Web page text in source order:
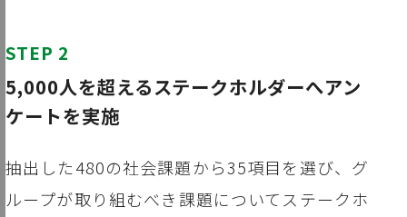
STEP 2
5,000人を超えるステークホルダーへアン
ケートを実施
抽出した480の社会課題から35項目を選び、グ
ループが取り組むべき課題についてステークホ